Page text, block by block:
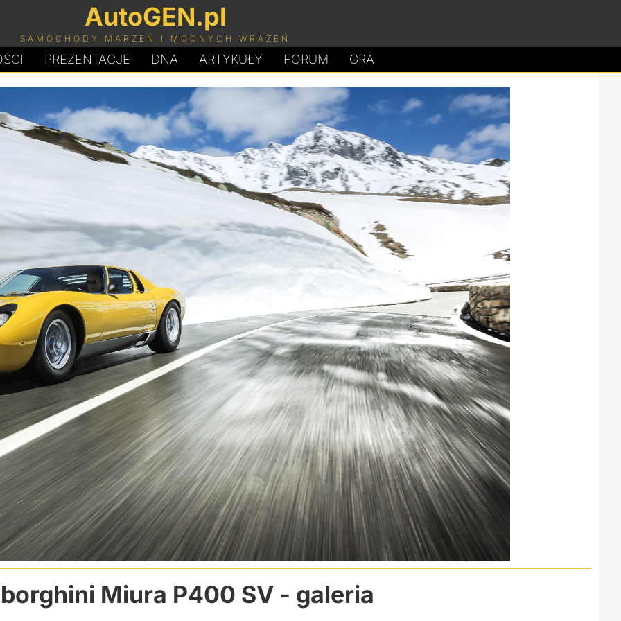
AutoGEN.pl
SAMOCHODY MARZEŃ I MOCNYCH WRAŻEŃ
PREZENTACJE DNA ARTYKUŁY FORUM GRA
Miura P400 SV - galeria